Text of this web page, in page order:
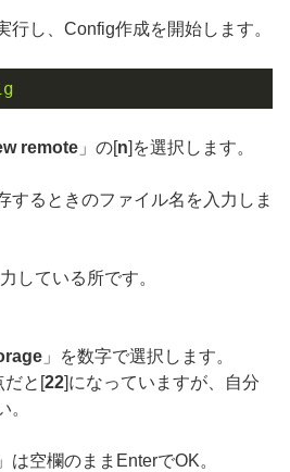
行し、Config作成を開始します。
remote 」の[n]を選択します。
するときのファイル名を入力しま
している所です。
」を数字で選択します。
だと[22]になっていますが、自分
。
」は空欄のままEnterでOK。